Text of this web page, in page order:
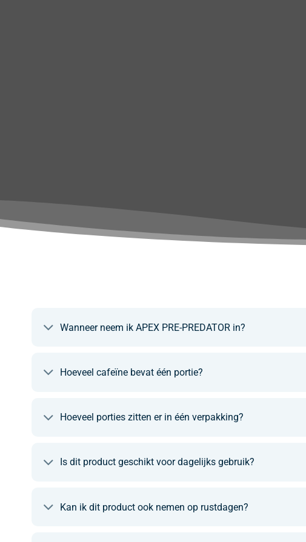
Wanneer neem ik APEX PRE-PREDATOR in?
Hoeveel cafeïne bevat één portie?
Hoeveel porties zitten er in één verpakking?
Is dit product geschikt voor dagelijks gebruik?
Kan ik dit product ook nemen op rustdagen?